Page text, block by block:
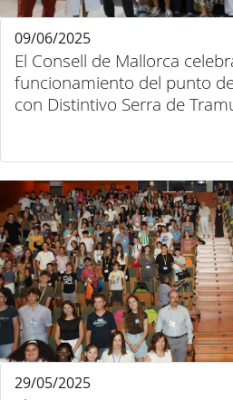
El Consell de Mallorca
funcionamiento del punto
con Distintivo Serra de
09/06/2025
29/05/2025